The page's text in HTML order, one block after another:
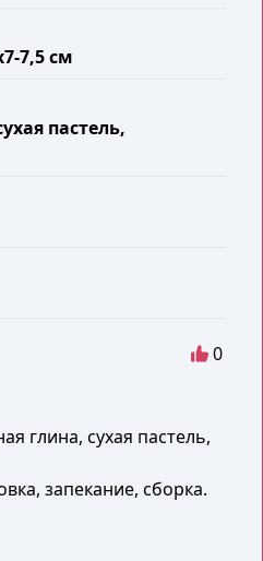
7,5 см
пастель,
0
глина, сухая пастель,
запекание, сборка.